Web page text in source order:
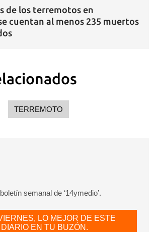
de los terremotos en
cuentan al menos 235 muertos
TERREMOTO
semanal de ‘14ymedio’.
LO MEJOR DE ESTE
DIARIO EN TU BUZÓN.